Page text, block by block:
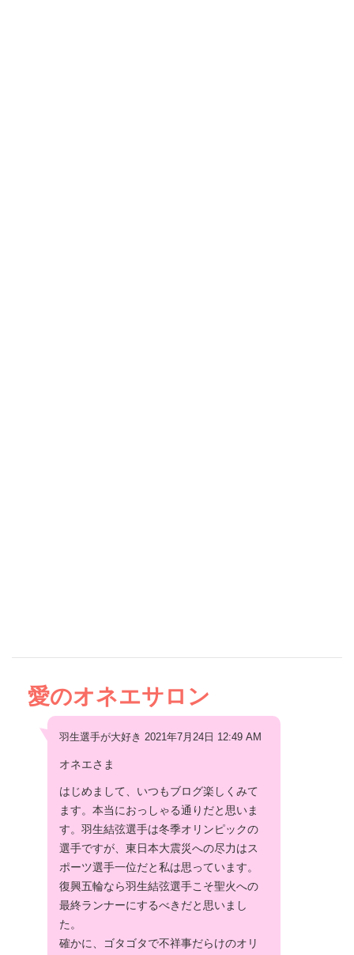
愛のオネエサロン
羽生選手が大好き 2021年7月24日 12:49 AM
オネエさま
はじめまして、いつもブログ楽しくみて
ます。本当におっしゃる通りだと思いま
す。羽生結弦選手は冬季オリンピックの
選手ですが、東日本大震災への尽力はス
ポーツ選手一位だと私は思っています。
復興五輪なら羽生結弦選手こそ聖火への
最終ランナーにするべきだと思いまし
た。
確かに、ゴタゴタで不祥事だらけのオリ